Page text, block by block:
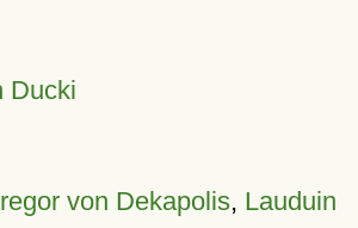
Ducki
von Dekapolis, Lauduin